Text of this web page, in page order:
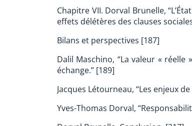
Chapitre VII. Dorval Brunelle,
effets délétères des clauses
Bilans et perspectives [187]
Dalil Maschino, “La valeur «
échange.” [189]
Jacques Létourneau, “Les enjeux
Yves-Thomas Dorval,